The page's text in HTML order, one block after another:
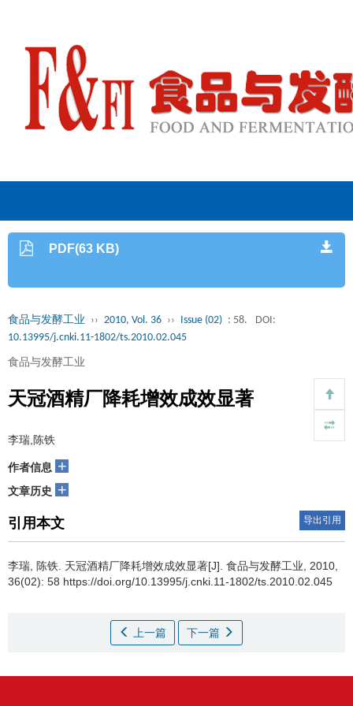
PDF(63 KB)
食品与发酵工业 ›› 2010, Vol. 36 ›› Issue (02) : 58.
DOI:
10.13995/j.cnki.11-1802/ts.2010.02.045
食品与发酵工业
天冠酒精厂降耗增效成效显著
李瑞,陈铁
作者信息 +
文章历史 +
引用本文 导出引用
李瑞 陈铁 天冠酒精厂降耗增效成效显著[J]. 食品与发酵工业, 2010,
36(02): 58 https://doi.org/10.13995/j.cnki.11-1802/ts.2010.02.045
上一篇 下一篇